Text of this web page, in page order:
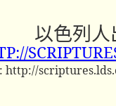
以色列人